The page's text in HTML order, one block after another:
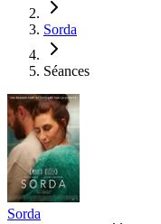
Sorda
Séances
Sorda